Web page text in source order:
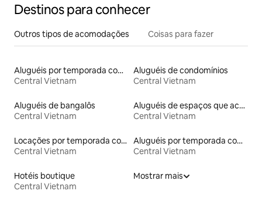
Destinos para conhecer
Outros tipos de acomodações Coisas para fazer
Aluguéis por temporada com sauna
Central Vietnam
Aluguéis de condomínios
Central Vietnam
Aluguéis de bangalôs
Central Vietnam
Aluguéis de espaços que aceitam animais de estimação
Central Vietnam
Locações por temporada com piscina
Central Vietnam
Aluguéis por temporada com acesso à praia
Central Vietnam
Hotéis boutique
Central Vietnam
Mostrar mais